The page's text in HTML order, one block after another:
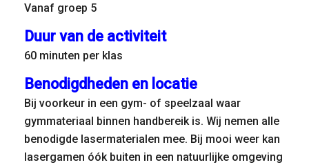
Vanaf groep 5
Duur van de activiteit
60 minuten per klas
Benodigdheden en locatie
Bij voorkeur in een gym- of speelzaal waar
gymmateriaal binnen handbereik is. Wij nemen alle
benodigde lasermaterialen mee. Bij mooi weer kan
lasergamen óók buiten in een natuurlijke omgeving